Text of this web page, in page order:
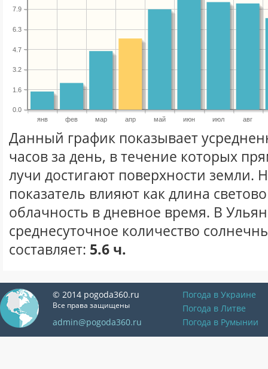
янв фев мар апр май июн июл авг
0.0
1.6
3.2
4.7
6.3
7.9
Данный график показывает
часов за день, в течение которых
лучи достигают поверхности земли.
показатель влияют как длина
облачность в дневное время. В
среднесуточное количество
составляет: 5.6 ч.
© 2014 pogoda360.ru
Все права защищены
admin@pogoda360.ru
Погода в Украине
Погода в Литве
Погода в Румынии